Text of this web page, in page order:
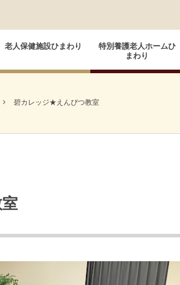
老人保健施設ひまわり
特別養護老人ホームひ
まわり
碧カレッジ★えんぴつ教室